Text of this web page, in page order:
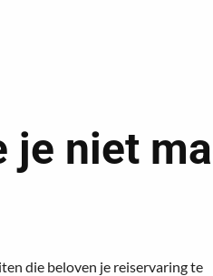
je niet
die beloven je reiservaring te